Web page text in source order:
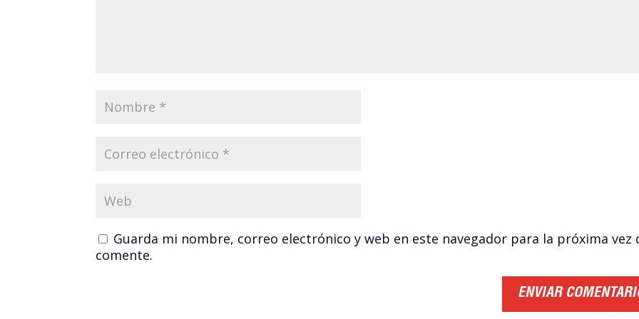
Guarda mi nombre, correo electrónico y web en este navegador para la próxima vez
comente.